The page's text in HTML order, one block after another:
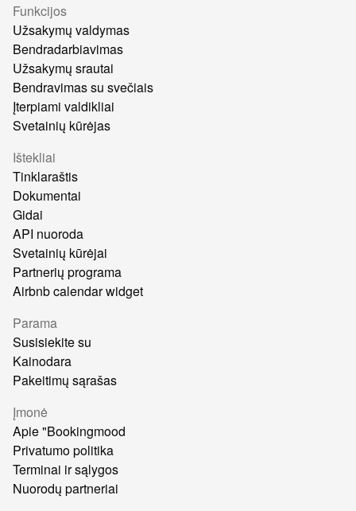
Funkcijos
Užsakymų valdymas
Bendradarbiavimas
Užsakymų srautai
Bendravimas su svečiais
Įterpiami valdikliai
Svetainių kūrėjas
Ištekliai
Tinklaraštis
Dokumentai
Gidai
API nuoroda
Svetainių kūrėjai
Partnerių programa
Airbnb calendar widget
Parama
Susisiekite su
Kainodara
Pakeitimų sąrašas
Įmonė
Apie "Bookingmood
Privatumo politika
Terminai ir sąlygos
Nuorodų partneriai